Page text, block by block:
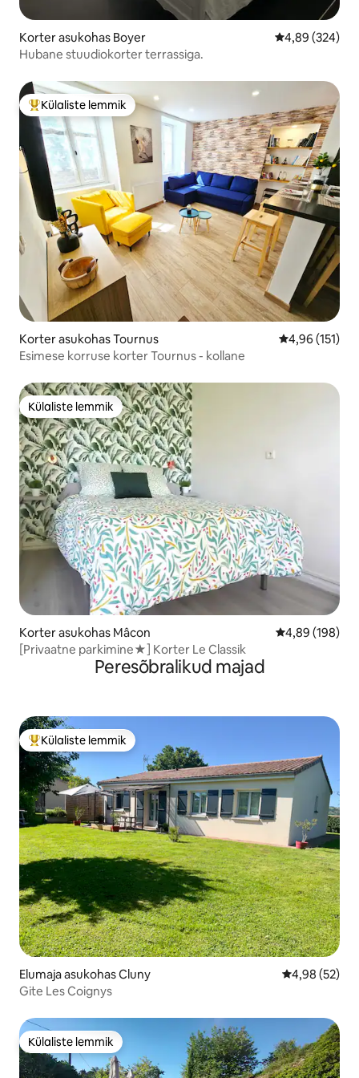
Korter asukohas Boyer Keskmine
4,89 (324)
Hubane stuudiokorter terrassiga.
Külaliste suur lemmik
Külaliste lemmik
Korter asukohas Tournus Keskmine
4,96 (151)
Esimese korruse korter Tournus - kollane
Külaliste lemmik
Külaliste lemmik
Korter asukohas Mâcon Keskmine
4,89 (198)
[Privaatne parkimine★] Korter Le Classik
Peresõbralikud majad
Külaliste suur lemmik
Külaliste lemmik
Elumaja asukohas Cluny Keskmine
4,98 (52)
Gite Les Coignys
Külaliste lemmik
Külaliste lemmik